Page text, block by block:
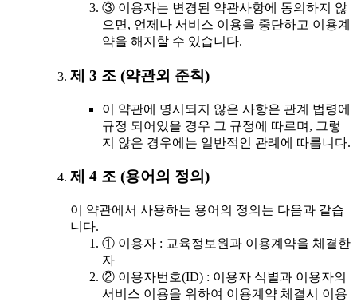
③ 이용자는 변경된 약관사항에 동의하지 않
으면, 언제나 서비스 이용을 중단하고 이용계
약을 해지할 수 있습니다.
제 3 조 (약관외 준칙)
이 약관에 명시되지 않은 사항은 관계 법령에
규정 되어있을 경우 그 규정에 따르며, 그렇
지 않은 경우에는 일반적인 관례에 따릅니다.
제 4 조 (용어의 정의)
이 약관에서 사용하는 용어의 정의는 다음과 같습
니다.
① 이용자 : 교육정보원과 이용계약을 체결한
자
② 이용자번호(ID) : 이용자 식별과 이용자의
서비스 이용을 위하여 이용계약 체결시 이용